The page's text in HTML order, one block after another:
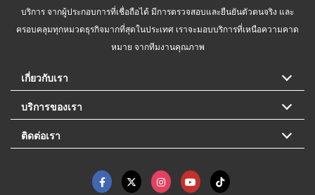
บริการ จากผู้ประกอบการที่เชื่อถือได้ มีการตรวจสอบและยืนยันตัวตนจริง และ
ครอบคลุมทุกหมวดธุรกิจมากที่สุดในประเทศ เราจะมอบบริการที่เหนือความคาด
หมาย จากทีมงานคุณภาพ
เกี่ยวกับเรา
บริการของเรา
ติดต่อเรา